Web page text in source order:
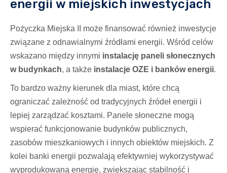
energii w miejskich inwestycjach
Pożyczka Miejska II może finansować również inwestycje
związane z odnawialnymi źródłami energii. Wśród celów
wskazano między innymi instalację paneli słonecznych
w budynkach, a także instalacje OZE i banków energii.
To bardzo ważny kierunek dla miast, które chcą
ograniczać zależność od tradycyjnych źródeł energii i
lepiej zarządzać kosztami. Panele słoneczne mogą
wspierać funkcjonowanie budynków publicznych,
zasobów mieszkaniowych i innych obiektów miejskich. Z
kolei banki energii pozwalają efektywniej wykorzystywać
wyprodukowaną energię, zwiększając stabilność i